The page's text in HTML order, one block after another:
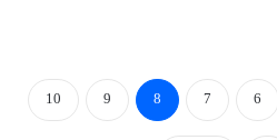
6
7
8
9
10